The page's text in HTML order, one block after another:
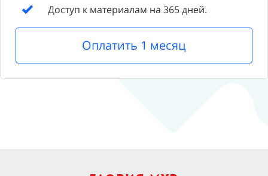
Доступ к материалам на 365 дней.
Оплатить 1 месяц